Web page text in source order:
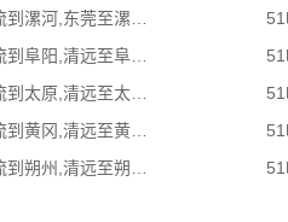
51吃瓜网:清远到阜阳物流公司,清远整车物流到阜阳,清远至阜阳物流专线 - 天南
51吃瓜网:清远到太原物流公司,清远整车物流到太原,清远至太原物流专线 - 天南
51吃瓜网:清远到黄冈物流公司,清远整车物流到黄冈,清远至黄冈物流专线 - 天南